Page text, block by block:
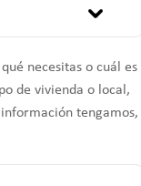
necesitas o cuál es
de vivienda o local,
tengamos,